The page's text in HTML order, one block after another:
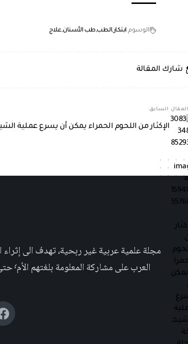
الوسوم ابتكارالطب طب الأسنان علاج
شارك المقالة
المقال السابق
الإكثار من اللحوم الحمراء يمكن أن يسرع عملية
العرب على مشاركة المعلومة بلغتهم الأم٬ حتى تأخد هذه اللغة دوراً اكبر على صعيد العلوم التجريبية والإجتماعية.